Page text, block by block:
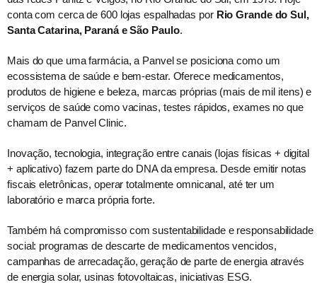
conta com cerca de 600 lojas espalhadas por Rio Grande do Sul,
Santa Catarina, Paraná e São Paulo.
Mais do que uma farmácia, a Panvel se posiciona como um
ecossistema de saúde e bem-estar. Oferece medicamentos,
produtos de higiene e beleza, marcas próprias (mais de mil itens) e
serviços de saúde como vacinas, testes rápidos, exames no que
chamam de Panvel Clinic.
Inovação, tecnologia, integração entre canais (lojas físicas + digital
+ aplicativo) fazem parte do DNA da empresa. Desde emitir notas
fiscais eletrônicas, operar totalmente omnicanal, até ter um
laboratório e marca própria forte.
Também há compromisso com sustentabilidade e responsabilidade
social: programas de descarte de medicamentos vencidos,
campanhas de arrecadação, geração de parte de energia através
de energia solar, usinas fotovoltaicas, iniciativas ESG.